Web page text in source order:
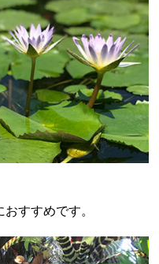
すすめです。